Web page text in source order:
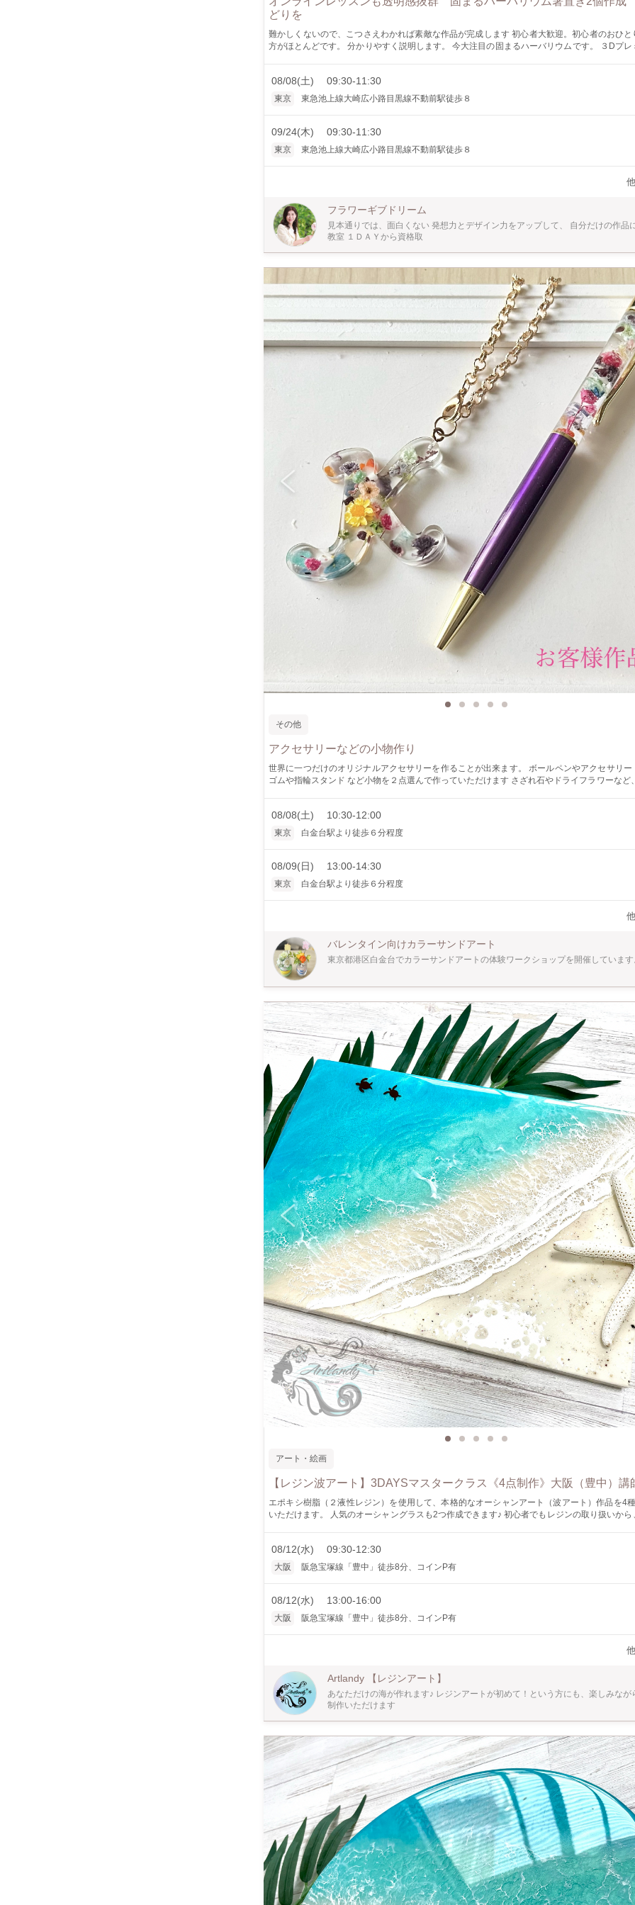
どりを
難かしくないので、こつさえわかれば素敵な作品が完成します 初心者大歓迎。初心者のおひと
方がほとんどです。 分かりやすく説明します。 今大注目の固まるハーバリウムです。 ３Dプレミアム匂いも
す。 お手軽に作成可能です。 プレゼントにも最適 生徒さんからご家族にも評判がいいとのことです ４個作
成も可能です。お知らせください。 ４個の場合5500円になります。追加料金は当日いただきます リニューア
08/08(土) 09:30-11:30
東京 東急池上線大崎広小路目黒線不動前駅徒歩８
09/24(木) 09:30-11:30
東京 東急池上線大崎広小路目黒線不動前駅徒歩８
フラワーギブドリーム
見本通りでは、面白くない 発想力とデザイン力をアップして、 自分だけの作品
教室 １ＤＡＹから資格取
その他
アクセサリーなどの小物作り
世界に一つだけのオリジナルアクセサリーを作ることが出来ます。 ボールペンやアクセサリートップ、ヘア
ゴムや指輪スタンド など小物を２点選んで作っていただけます さざれ石やドライフラワーなど、 お好きなも
08/08(土) 10:30-12:00
東京 白金台駅より徒歩６分程度
08/09(日) 13:00-14:30
東京 白金台駅より徒歩６分程度
バレンタイン向けカラーサンドアート
東京都港区白金台でカラーサンドアートの体験ワークショップを開催していま
アート・絵画
【レジン波アート】3DAYSマスタークラス《4点制作》大阪（豊中）講
エポキシ樹脂（２液性レジン）を使用して、本格的なオーシャンアート（波アート）作品を4
いただけます。 人気のオーシャングラスも2つ作成できます♪ 初心者でもレジンの取り扱いから、下準備や砂
んで、たっぷりとレッスンを受けていただけます。 レッスンは豊中の自宅一室で行っていますが、人数が多
い場合は提携レッスンスペース（大阪市西区）でも開催可能です。 作品はDAY3の翌日以降にピックアップい
入ください。 「カレンダー」にある日時でしたらスムーズです。 都合が合わない場合はご希望の日時をいく
最短で翌日以降に２日目、その翌日以降に３日目をご予約いただけます。 およそ1ヶ月のうち
り、少しずれこむ場合があり ※カレンダーと都合が合わない場合はお問い合わせください 【定員】 ２人 ※
人数が多い場合はお問合せください 【場所】 大阪府豊中市 阪急宝塚線「豊中駅」より徒歩８分 ／ お車でお
越しの際は徒歩1分の所にコインパーキングあり ※ご予約確定後に住所の詳細、マップ情報を
レッスン受講に関わる認定証や許可証の発行は行いません。 使用するレジンは、アート用レジンで
な換気を行いながらレッスンを開催します。
08/12(水) 09:30-12:30
大阪 阪急宝塚線「豊中」徒歩8分、コインP有
08/12(水) 13:00-16:00
大阪 阪急宝塚線「豊中」徒歩8分、コインP有
Artlandy 【レジンアート】
あなただけの海が作れます♪ レジンアートが初めて！という方にも、楽しみなが
制作いただけます